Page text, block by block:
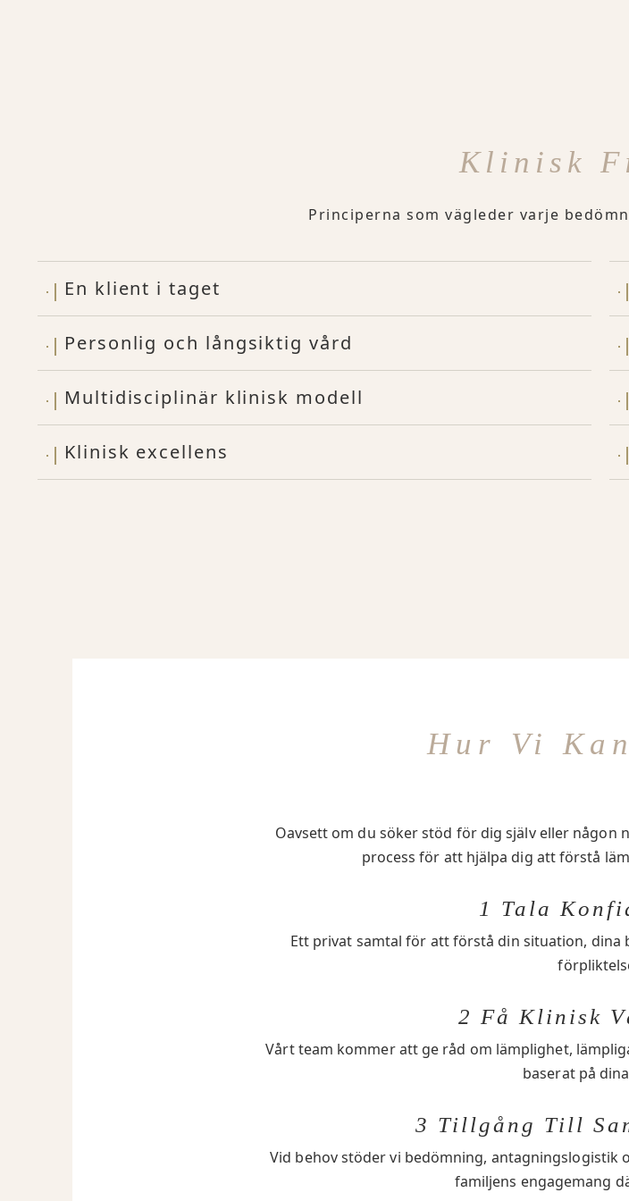
Klinisk
Principerna som vägleder varje
En klient i taget
Personlig och långsiktig vård
Multidisciplinär klinisk modell
Klinisk excellens
Hur Vi
Oavsett om du söker stöd för dig själv eller någon
process för att hjälpa dig att förstå
1 Tala
Ett privat samtal för att förstå din situation, dina
2 Få Klinisk
Vårt team kommer att ge råd om lämplighet,
baserat på
3 Tillgång Till
Vid behov stöder vi bedömning, antagningslogistik
familjens engagemang